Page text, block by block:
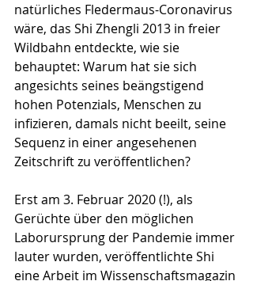
natürliches Fledermaus-Coronavirus
wäre, das Shi Zhengli 2013 in freier
Wild­bahn entdeckte, wie sie
behauptet: Warum hat sie sich
angesichts seines beängstigend
hohen Potenzials, Men­schen zu
infizieren, damals nicht beeilt, seine
Sequenz in einer angesehenen
Zeitschrift zu veröffentli­chen?
Erst am 3. Februar 2020 (!), als
Gerüchte über den mögli­chen
Laborursprung der Pandemie immer
lauter wurden, veröffentlichte Shi
eine Arbeit im Wissenschaftsmagazin